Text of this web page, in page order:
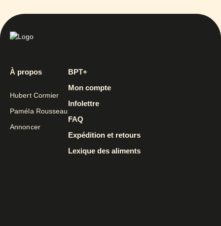
À propos
Hubert Cormier
Paméla Rousseau
Annoncer
BPT+
Mon compte
Infolettre
FAQ
Expédition et retours
Lexique des aliments